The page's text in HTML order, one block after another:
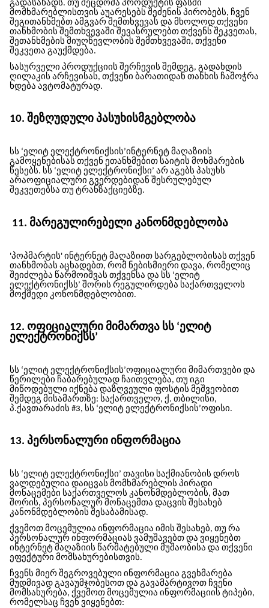
გადასახადს. თუ შეცდომა პროდუქტის ფასში
მომხმარებლისთვის აუარესებს შეძენის პირობებს, ჩვენ
შეგითანხმებთ ამგვარ შემთხვევას და მხოლოდ თქვენი
თანხმობის შემთხვევაში შევასრულებთ თქვენს შეკვეთას,
შეთანხმების მიუღწევლობის შემთხვევაში, თქვენი
შეკვეთა გაუქმდება.
სასურველი პროდუქციის შერჩევის შემდეგ, გადახდის
ღილაკის არჩევისას, თქვენი ბარათიდან თანხის ჩამოჭრა
ხდება ავტომატურად.
10. შეზღუდული პასუხისმგებლობა
სს ‘ელიტ ელექტრონიქსის’ინტერნეტ მაღაზიის
გამოყენებისას თქვენ ეთანხმებით საიტის მოხმარების
წესებს. სს ‘ელიტ ელექტრონიქსი’ არ აგებს პასუხს
არაოფიციალური გვერდებიდან შესრულებულ
შეკვეთებსა თუ ტრანზაქციებზე.
11. მარეგულირებელი კანონმდებლობა
'პოპმარტის' ინტერნეტ მაღაზიით სარგებლობისას თქვენ
თანხმობას აცხადებთ, რომ ნებისმიერი დავა, რომელიც
შეიძლება წარმოიშვას თქვენსა და სს ‘ელიტ
ელექტრონიქსს’ შორის რეგულირდება საქართველოს
მოქმედი კონონმდებლობით.
12. ოფიციალური მიმართვა სს ‘ელიტ
ელექტრონიქსს’
სს ‘ელიტ ელექტრონიქსის’ოფიციალური მიმართვები და
წერილები ჩაბარებულად ჩაითვლება, თუ იგი
მიწოდებული იქნება დაზღვეული ფოსტის მეშვეობით
შემდეგ მისამართზე: საქართველო, ქ. თბილისი,
პ.ქავთარაძის #3, სს ‘ელიტ ელექტრონიქსის’ოფისი.
13. პერსონალური ინფორმაცია
სს ‘ელიტ ელექტრონიქსი’ თავისი საქმიანობის დროს
ვალდებულია დაიცვას მომხმარებლის პირადი
მონაცემები საქართველოს კანონმდებლობის, მათ
შორის, პერსონალურ მონაცემთა დაცვის შესახებ
კანონმდებლობის შესაბამისად.
ქვემოთ მოცემულია ინფორმაცია იმის შესახებ, თუ რა
პერსონალურ ინფორმაციას ვამუშავებთ და ვიყენებთ
ინტერნეტ მაღაზიის წარმატებული მუშაობისა და თქვენი
ეფექტური მომსახურებისთვის.
ჩვენს მიერ შეგროვებული ინფორმაცია გვეხმარება
მუდმივად გავაუმჯობესოთ და გავამარტივოთ ჩვენი
მომსახურება, ქვემოთ მოცემულია ინფორმაციის ტიპები,
რომელსაც ჩვენ ვიყენებთ: